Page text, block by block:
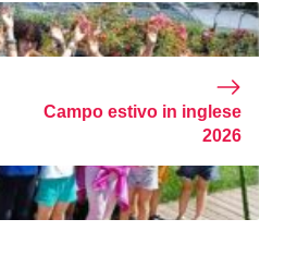
Campo estivo in inglese
2026